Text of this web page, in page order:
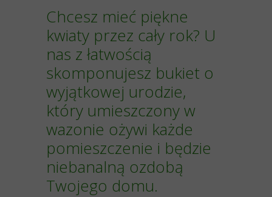
O nas
Chcesz mieć piękne
kwiaty przez cały rok? U
nas z łatwością
skomponujesz bukiet o
wyjątkowej urodzie,
który umieszczony w
wazonie ożywi każde
pomieszczenie i będzie
niebanalną ozdobą
Twojego domu.